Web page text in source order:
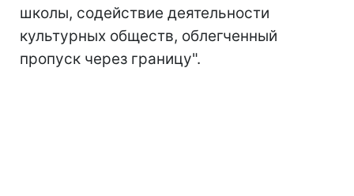
школы, содействие деятельности
культурных обществ, облегченный
пропуск через границу".